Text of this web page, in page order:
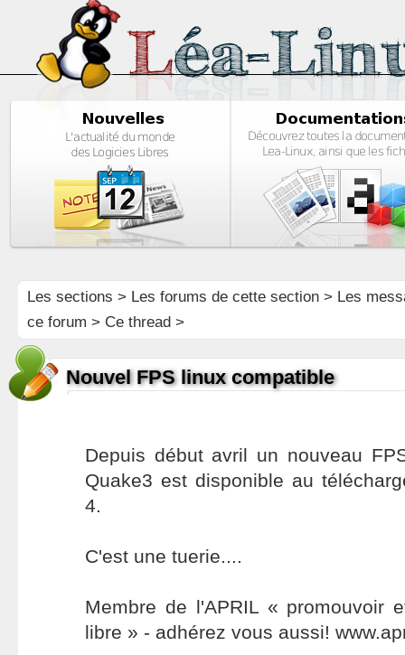
Les sections > Les forums de cette section> Les
ce forum > Ce thread >
Nouvel FPS linux compatible
Depuis début avril un nouveau
Quake3 est disponible au
4.
C'est une tuerie....
Membre de l'APRIL « promouvoir
libre » - adhérez vous aussi!